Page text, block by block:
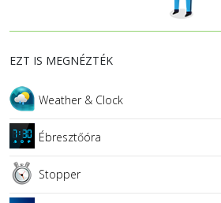
EZT IS MEGNÉZTÉK
Weather & Clock
Ébresztőóra
Stopper